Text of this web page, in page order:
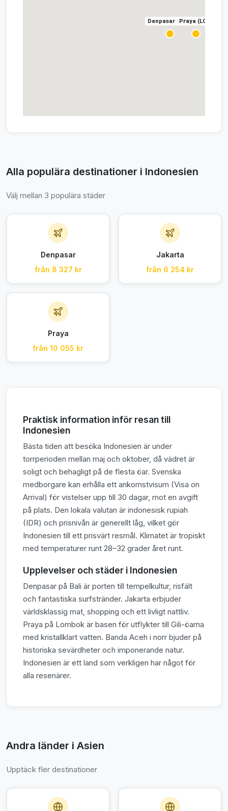
Denpasar (DPS)Praya (LOP)
Alla populära destinationer i Indonesien
Välj mellan 3 populära städer
Denpasar
från 8 327 kr
Jakarta
från 6 254 kr
Praya
från 10 055 kr
Praktisk information inför resan till
Indonesien
Bästa tiden att besöka Indonesien är under
torrperioden mellan maj och oktober, då vädret är
soligt och behagligt på de flesta öar. Svenska
medborgare kan erhålla ett ankomstvisum (Visa on
Arrival) för vistelser upp till 30 dagar, mot en avgift
på plats. Den lokala valutan är indonesisk rupiah
(IDR) och prisnivån är generellt låg, vilket gör
Indonesien till ett prisvärt resmål. Klimatet är tropiskt
med temperaturer runt 28–32 grader året runt.
Upplevelser och städer i Indonesien
Denpasar på Bali är porten till tempelkultur, risfält
och fantastiska surfstränder. Jakarta erbjuder
världsklassig mat, shopping och ett livligt nattliv.
Praya på Lombok är basen för utflykter till Gili-öarna
med kristallklart vatten. Banda Aceh i norr bjuder på
historiska sevärdheter och imponerande natur.
Indonesien är ett land som verkligen har något för
alla resenärer.
Andra länder i Asien
Upptäck fler destinationer